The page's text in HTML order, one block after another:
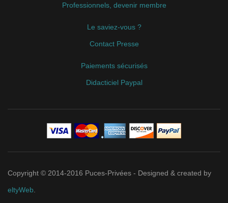
Professionnels, devenir membre
Le saviez-vous ?
Contact Presse
Paiements sécurisés
Didacticiel Paypal
Copyright © 2014-2016 Puces-Privées - Designed & created by
eltyWeb